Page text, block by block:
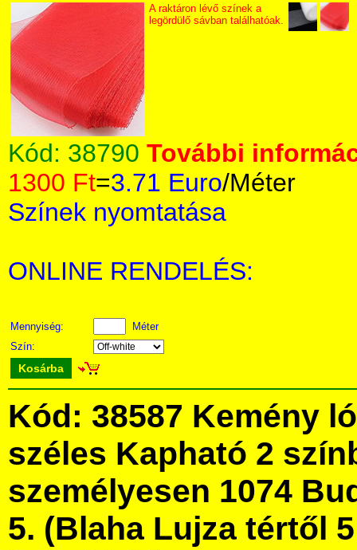
A raktáron lévő színek a
legördülő sávban találhatóak.
Kód: 38790 További
1300 Ft=3.71 Euro/Méter
Színek nyomtatása
ONLINE RENDELÉS:
Mennyiség:
Méter
Szín:
Kosárba
Kód: 38587 Kemény
széles Kapható 2
személyesen 1074
5. (Blaha Lujza tértől